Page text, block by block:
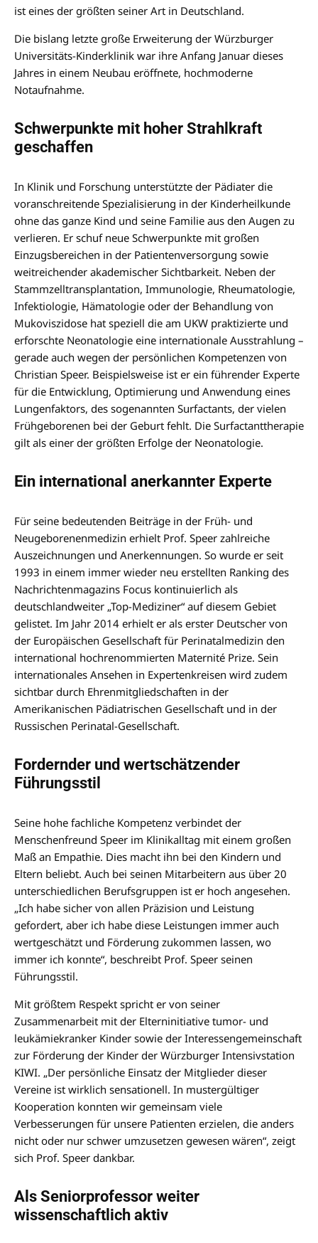
ist eines der größten seiner Art in Deutschland.
Die bislang letzte große Erweiterung der Würzburger
Universitäts-Kinderklinik war ihre Anfang Januar dieses
Jahres in einem Neubau eröffnete, hochmoderne
Notaufnahme.
Schwerpunkte mit hoher Strahlkraft
geschaffen
In Klinik und Forschung unterstützte der Pädiater die
voranschreitende Spezialisierung in der Kinderheilkunde
ohne das ganze Kind und seine Familie aus den Augen zu
verlieren. Er schuf neue Schwerpunkte mit großen
Einzugsbereichen in der Patientenversorgung sowie
weitreichender akademischer Sichtbarkeit. Neben der
Stammzelltransplantation, Immunologie, Rheumatologie,
Infektiologie, Hämatologie oder der Behandlung von
Mukoviszidose hat speziell die am UKW praktizierte und
erforschte Neonatologie eine internationale Ausstrahlung –
gerade auch wegen der persönlichen Kompetenzen von
Christian Speer. Beispielsweise ist er ein führender Experte
für die Entwicklung, Optimierung und Anwendung eines
Lungenfaktors, des sogenannten Surfactants, der vielen
Frühgeborenen bei der Geburt fehlt. Die Surfactanttherapie
gilt als einer der größten Erfolge der Neonatologie.
Ein international anerkannter Experte
Für seine bedeutenden Beiträge in der Früh- und
Neugeborenenmedizin erhielt Prof. Speer zahlreiche
Auszeichnungen und Anerkennungen. So wurde er seit
1993 in einem immer wieder neu erstellten Ranking des
Nachrichtenmagazins Focus kontinuierlich als
deutschlandweiter „Top-Mediziner“ auf diesem Gebiet
gelistet. Im Jahr 2014 erhielt er als erster Deutscher von
der Europäischen Gesellschaft für Perinatalmedizin den
international hochrenommierten Maternité Prize. Sein
internationales Ansehen in Expertenkreisen wird zudem
sichtbar durch Ehrenmitgliedschaften in der
Amerikanischen Pädiatrischen Gesellschaft und in der
Russischen Perinatal-Gesellschaft.
Fordernder und wertschätzender
Führungsstil
Seine hohe fachliche Kompetenz verbindet der
Menschenfreund Speer im Klinikalltag mit einem großen
Maß an Empathie. Dies macht ihn bei den Kindern und
Eltern beliebt. Auch bei seinen Mitarbeitern aus über 20
unterschiedlichen Berufsgruppen ist er hoch angesehen.
„Ich habe sicher von allen Präzision und Leistung
gefordert, aber ich habe diese Leistungen immer auch
wertgeschätzt und Förderung zukommen lassen, wo
immer ich konnte“, beschreibt Prof. Speer seinen
Führungsstil.
Mit größtem Respekt spricht er von seiner
Zusammenarbeit mit der Elterninitiative tumor- und
leukämiekranker Kinder sowie der Interessengemeinschaft
zur Förderung der Kinder der Würzburger Intensivstation
KIWI. „Der persönliche Einsatz der Mitglieder dieser
Vereine ist wirklich sensationell. In mustergültiger
Kooperation konnten wir gemeinsam viele
Verbesserungen für unsere Patienten erzielen, die anders
nicht oder nur schwer umzusetzen gewesen wären“, zeigt
sich Prof. Speer dankbar.
Als Seniorprofessor weiter
wissenschaftlich aktiv